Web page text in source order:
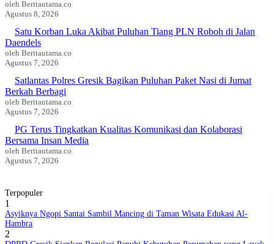
BERITABARU.CO
KABARBARU.CO
SERIKATNEWS.COM
PEWARTANUSANTARA.COM
LANGGAR.CO
JOBNAS.COM
SURAU.CO
REDAKSI
TENTANG
KAMI
KERJASAMA
PEDOMAN
MEDIA
CYBER
oleh Beritautama.co
Agustus 8, 2026
Satu Korban Luka Akibat Puluhan Tiang PLN Roboh di Jalan
Daendels
oleh Beritautama.co
Agustus 7, 2026
Satlantas Polres Gresik Bagikan Puluhan Paket Nasi di Jumat
Berkah Berbagi
oleh Beritautama.co
Agustus 7, 2026
PG Terus Tingkatkan Kualitas Komunikasi dan Kolaborasi
Bersama Insan Media
oleh Beritautama.co
Agustus 7, 2026
Terpopuler
1
Asyiknya Ngopi Santai Sambil Mancing di Taman Wisata Edukasi Al-
Hambra
2